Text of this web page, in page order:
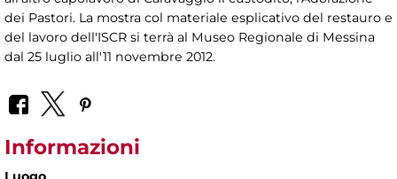
dei Pastori. La mostra col materiale esplicativo del restauro e
del lavoro dell'ISCR si terrà al Museo Regionale di Messina
dal 25 luglio all'11 novembre 2012.
Informazioni